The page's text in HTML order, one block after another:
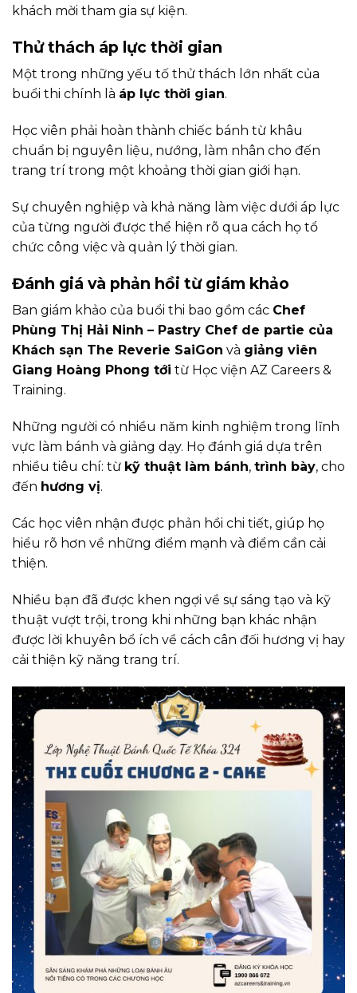
khách mời tham gia sự kiện.
Thử thách áp lực thời gian
Một trong những yếu tố thử thách lớn nhất của
buổi thi chính là áp lực thời gian.
Học viên phải hoàn thành chiếc bánh từ khâu
chuẩn bị nguyên liệu, nướng, làm nhân cho đến
trang trí trong một khoảng thời gian giới hạn.
Sự chuyên nghiệp và khả năng làm việc dưới áp lực
của từng người được thể hiện rõ qua cách họ tổ
chức công việc và quản lý thời gian.
Đánh giá và phản hồi từ giám khảo
Ban giám khảo của buổi thi bao gồm các Chef
Phùng Thị Hải Ninh – Pastry Chef de partie của
Khách sạn The Reverie SaiGon và giảng viên
Giang Hoàng Phong tới từ Học viện AZ Careers &
Training.
Những người có nhiều năm kinh nghiệm trong lĩnh
vực làm bánh và giảng dạy. Họ đánh giá dựa trên
nhiều tiêu chí: từ kỹ thuật làm bánh, trình bày, cho
đến hương vị.
Các học viên nhận được phản hồi chi tiết, giúp họ
hiểu rõ hơn về những điểm mạnh và điểm cần cải
thiện.
Nhiều bạn đã được khen ngợi về sự sáng tạo và kỹ
thuật vượt trội, trong khi những bạn khác nhận
được lời khuyên bổ ích về cách cân đối hương vị hay
cải thiện kỹ năng trang trí.